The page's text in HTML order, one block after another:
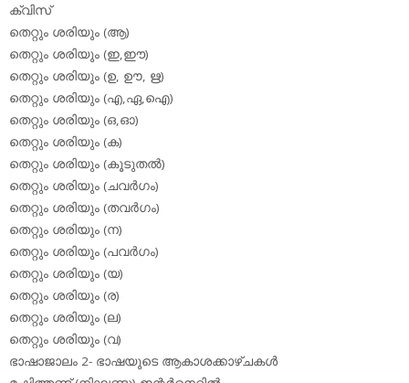
ക്വിസ്
തെറ്റും ശരിയും (ആ)
തെറ്റും ശരിയും (ഇ,ഈ)
തെറ്റും ശരിയും (ഉ, ഊ, ഋ)
തെറ്റും ശരിയും (എ,ഏ,ഐ)
തെറ്റും ശരിയും (ഒ,ഓ)
തെറ്റും ശരിയും (ക)
തെറ്റും ശരിയും (കൂടുതല്‍)
തെറ്റും ശരിയും (ചവര്‍ഗം)
തെറ്റും ശരിയും (തവര്‍ഗം)
തെറ്റും ശരിയും (ന)
തെറ്റും ശരിയും (പവര്‍ഗം)
തെറ്റും ശരിയും (യ)
തെറ്റും ശരിയും (ര)
തെറ്റും ശരിയും (ല)
തെറ്റും ശരിയും (വ)
ഭാഷാജാലം 2- ഭാഷയുടെ ആകാശക്കാഴ്ചകള്‍